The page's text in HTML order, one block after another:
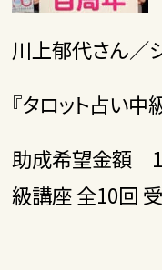
川上郁代さん／
『タロット占い中
助成希望金額
級講座 全10回 受